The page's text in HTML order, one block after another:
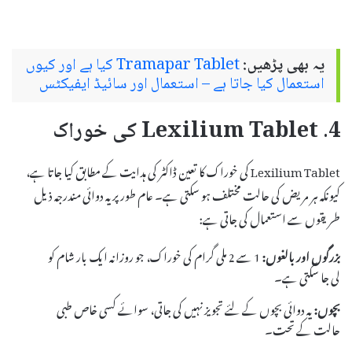
یہ بھی پڑھیں: Tramapar Tablet کیا ہے اور کیوں
استعمال کیا جاتا ہے – استعمال اور سائیڈ ایفیکٹس
4. Lexilium Tablet کی خوراک
Lexilium Tablet کی خوراک کا تعین ڈاکٹر کی ہدایت کے مطابق کیا جاتا ہے،
کیونکہ ہر مریض کی حالت مختلف ہو سکتی ہے۔ عام طور پر یہ دوائی مندرجہ ذیل
طریقوں سے استعمال کی جاتی ہے:
بزرگوں اور بالغوں:
1 سے 2 ملی گرام کی خوراک، جو روزانہ ایک بار شام کو
لی جا سکتی ہے۔
بچوں:یہ دوائی بچوں کے لئے تجویز نہیں کی جاتی، سوائے کسی خاص طبی
حالت کے تحت۔